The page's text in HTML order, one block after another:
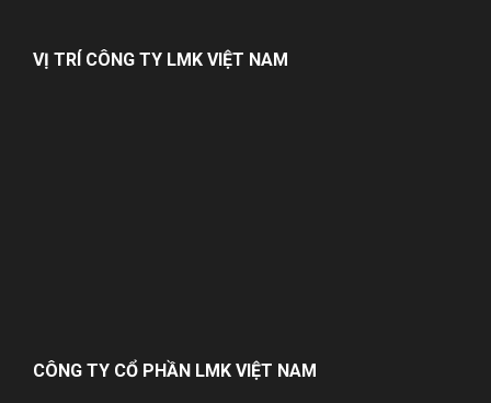
VỊ TRÍ CÔNG TY LMK VIỆT NAM
CÔNG TY CỔ PHẦN LMK VIỆT NAM